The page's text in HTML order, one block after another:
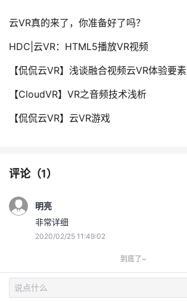
云VR真的来了，你准备好了吗？
HDC|云VR：HTML5播放VR视频
【侃侃云VR】浅谈融合视频云VR体验要素
【CloudVR】VR之音频技术浅析
【侃侃云VR】云VR游戏
评论（1）
明亮
非常详细
2020/02/25 11:49:02
到底了~